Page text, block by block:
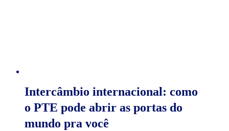
Intercâmbio internacional: como
o PTE pode abrir as portas do
mundo pra você